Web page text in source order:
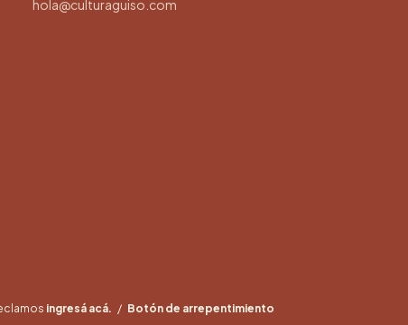
hola@culturaguiso.com
ingresá acá. / Botón de arrepentimiento